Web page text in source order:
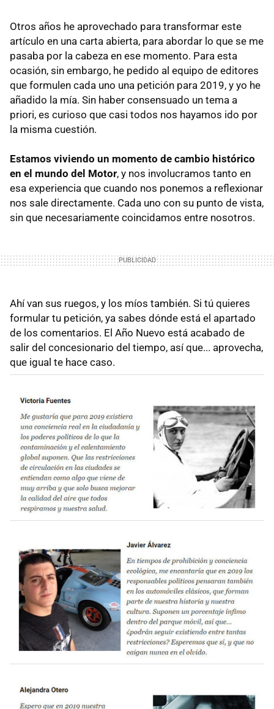
Otros años he aprovechado para transformar este
artículo en una carta abierta, para abordar lo que se me
pasaba por la cabeza en ese momento. Para esta
ocasión, sin embargo, he pedido al equipo de editores
que formulen cada uno una petición para 2019, y yo he
añadido la mía. Sin haber consensuado un tema a
priori, es curioso que casi todos nos hayamos ido por
la misma cuestión.
Estamos viviendo un momento de cambio histórico
en el mundo del Motor, y nos involucramos tanto en
esa experiencia que cuando nos ponemos a reflexionar
nos sale directamente. Cada uno con su punto de vista,
sin que necesariamente coincidamos entre nosotros.
Ahí van sus ruegos, y los míos también. Si tú quieres
formular tu petición, ya sabes dónde está el apartado
de los comentarios. El Año Nuevo está acabado de
salir del concesionario del tiempo, así que... aprovecha,
que igual te hace caso.